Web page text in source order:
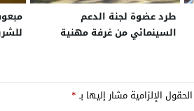
طرد عضوة لجنة الدعم
السينمائي من غرفة مهنية
الحقول الإلزامية مشار إليها بـ*